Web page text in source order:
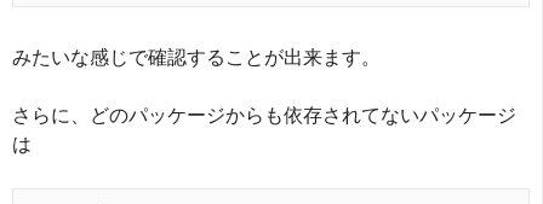
みたいな感じで確認することが出来ます。
さらに、どのパッケージからも依存されてないパッケージ
は